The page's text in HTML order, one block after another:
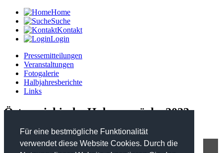
Für eine bestmögliche Funktionalität
verwendet diese Website Cookies. Durch die
Home
Suche
Kontakt
Login
Pressemitteilungen
Veranstaltungen
Fotogalerie
Halbjahresberichte
Links
Österreichische Holzgespräche 2023